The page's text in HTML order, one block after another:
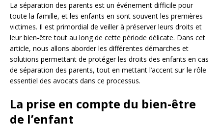
La séparation des parents est un événement difficile pour
toute la famille, et les enfants en sont souvent les premières
victimes. Il est primordial de veiller à préserver leurs droits et
leur bien-être tout au long de cette période délicate. Dans cet
article, nous allons aborder les différentes démarches et
solutions permettant de protéger les droits des enfants en cas
de séparation des parents, tout en mettant l’accent sur le rôle
essentiel des avocats dans ce processus.
La prise en compte du bien-être
de l’enfant